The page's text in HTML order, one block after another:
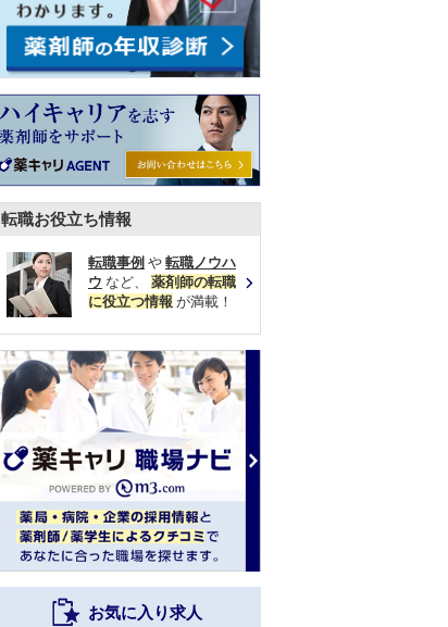
転職お役立ち情報
転職事例 や 転職ノウハ
ウ など、 薬剤師の転職
に役立つ情報 が満載！
お気に入り求人